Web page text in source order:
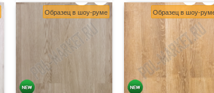
Образец в шоу-руме Образец в шоу-